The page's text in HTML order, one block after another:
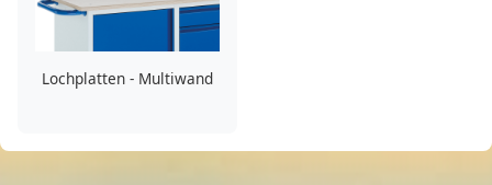
Lochplatten - Multiwand